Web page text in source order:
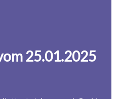
25.01.2025